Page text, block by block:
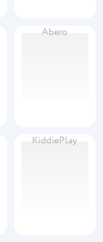
Abero
KiddiePlay